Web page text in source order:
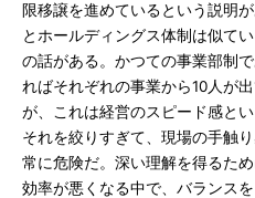
限移譲を進めているという説明
とホールディングス体制は似て
の話がある。かつての事業部制
ればそれぞれの事業から10人が
が、これは経営のスピード感と
それを絞りすぎて、現場の手触
常に危険だ。深い理解を得るた
効率が悪くなる中で、バランス